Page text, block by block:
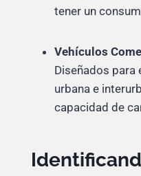
tener un
Vehículos
Diseñados para
urbana e
capacidad de